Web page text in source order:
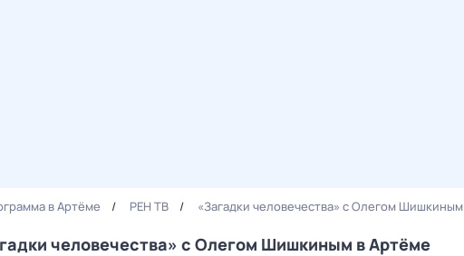
в Артёме РЕН ТВ «Загадки человечества» с Олегом Шишкиным
человечества» с Олегом Шишкиным в Артёме